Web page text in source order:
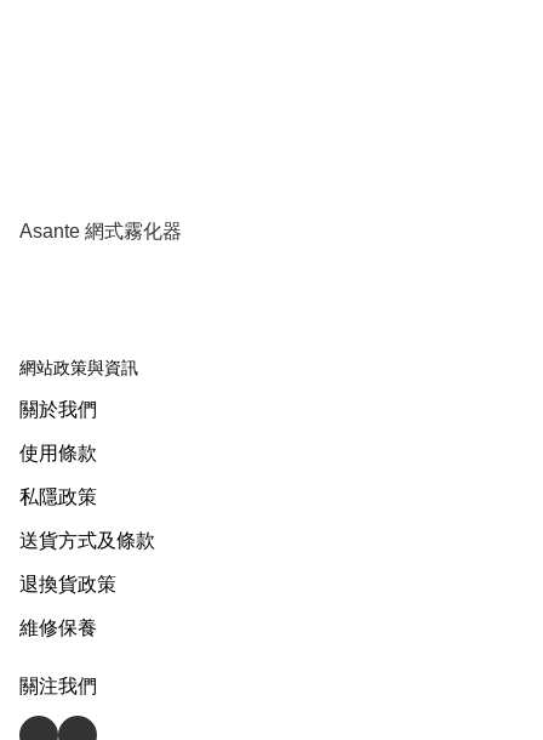
Asante 網式霧化器
網站政策與資訊
關於我們
使用條款
私隱政策
送貨方式及條款
退換貨政策
維修保養
關注我們